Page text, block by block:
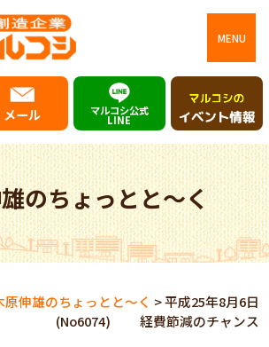
MENU
メール マルコシ公式
LINE
のちょっとと～く
原伸雄のちょっとと～く >平成25年8月6日
(No6074) 経費節減のチャンス